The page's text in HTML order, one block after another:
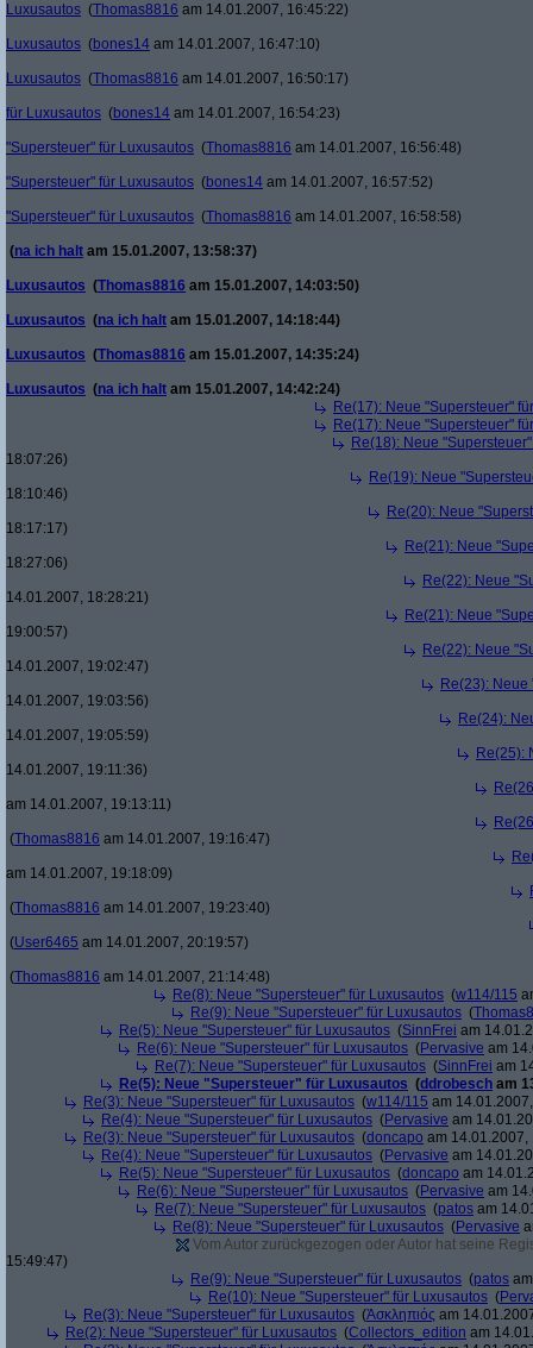
Luxusautos (Thomas8816 am 14.01.2007, 16:45:22)
Luxusautos (bones14 am 14.01.2007, 16:47:10)
Luxusautos (Thomas8816 am 14.01.2007, 16:50:17)
für Luxusautos (bones14 am 14.01.2007, 16:54:23)
"Supersteuer" für Luxusautos (Thomas8816 am 14.01.2007, 16:56:48)
"Supersteuer" für Luxusautos (bones14 am 14.01.2007, 16:57:52)
"Supersteuer" für Luxusautos (Thomas8816 am 14.01.2007, 16:58:58)
(na ich halt am 15.01.2007, 13:58:37)
Luxusautos (Thomas8816 am 15.01.2007, 14:03:50)
Luxusautos (na ich halt am 15.01.2007, 14:18:44)
Luxusautos (Thomas8816 am 15.01.2007, 14:35:24)
Luxusautos (na ich halt am 15.01.2007, 14:42:24)
Re(17): Neue "Supersteuer"
Re(17): Neue "Supersteuer"
Re(18): Neue
18:07:26)
Re(19): Neue
18:10:46)
Re(20): Neue
18:17:17)
Re(21): Neue
18:27:06)
Re(22): Neue
14.01.2007, 18:28:21)
Re(21): Neue
19:00:57)
Re(22): Neue
14.01.2007, 19:02:47)
Re(23):
14.01.2007, 19:03:56)
Re(24):
14.01.2007, 19:05:59)
Re(25):
14.01.2007, 19:11:36)
am 14.01.2007, 19:13:11)
(Thomas8816 am 14.01.2007, 19:16:47)
am 14.01.2007, 19:18:09)
(Thomas8816 am 14.01.2007, 19:23:40)
(User6465 am 14.01.2007, 20:19:57)
(Thomas8816 am 14.01.2007, 21:14:48)
Re(8): Neue "Supersteuer" für Luxusautos (w114/115
Re(9): Neue "Supersteuer" für Luxusautos (
Re(5): Neue "Supersteuer" für Luxusautos (SinnFrei am
Re(6): Neue "Supersteuer" für Luxusautos (Pervasive am
Re(7): Neue "Supersteuer" für Luxusautos (SinnFrei am
Re(5): Neue "Supersteuer" für Luxusautos (ddrobesch am
Re(3): Neue "Supersteuer" für Luxusautos (w114/115 am
Re(4): Neue "Supersteuer" für Luxusautos (Pervasive am
Re(3): Neue "Supersteuer" für Luxusautos (doncapo am 14.01.2007,
Re(4): Neue "Supersteuer" für Luxusautos (Pervasive am
Re(5): Neue "Supersteuer" für Luxusautos (doncapo am
Re(6): Neue "Supersteuer" für Luxusautos (Pervasive am
Re(7): Neue "Supersteuer" für Luxusautos (patos am
Re(8): Neue "Supersteuer" für Luxusautos (Pervasive
Vom Autor zurückgezogen oder Autor hat seine
15:49:47)
Re(9): Neue "Supersteuer" für Luxusautos (patos
Re(10): Neue "Supersteuer" für Luxusautos (
Re(3): Neue "Supersteuer" für Luxusautos (Ἀσκληπιός am
Re(2): Neue "Supersteuer" für Luxusautos (Collectors_edition am